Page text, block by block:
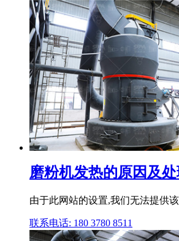
磨粉机发热的原因及
由于此网站的设置,我们无法提供
联系电话: 180 3780 8511